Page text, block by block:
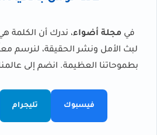
في مجلة أضواء، ندرك أن الكلمة
لبث الأمل ونشر الحقيقة، لنرسم
بطموحاتنا العظيمة. انضم إلى
فيسبوك تليجرام